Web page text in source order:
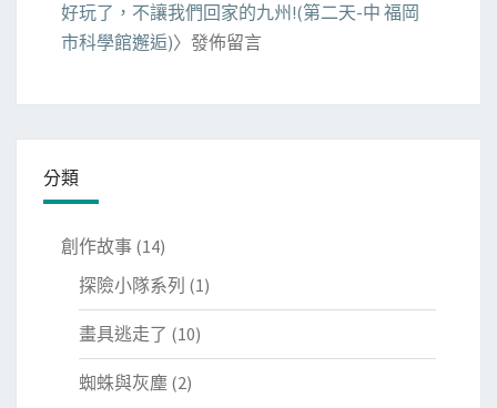
好玩了，不讓我們回家的九州!(第二天-中 福岡
市科學館邂逅)〉發佈留言
分類
創作故事 (14)
探險小隊系列 (1)
畫具逃走了 (10)
蜘蛛與灰塵 (2)